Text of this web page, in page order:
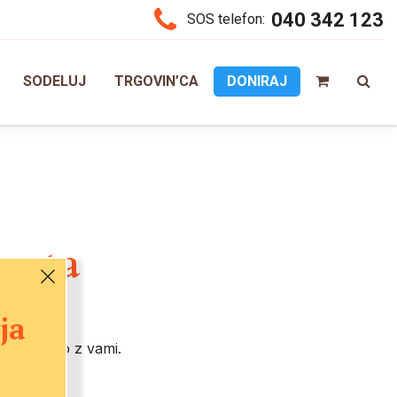
SOS telefon: 040 342 123
SODELUJ TRGOVIN’CA DONIRAJ
ponovno z vami.